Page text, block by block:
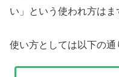
い」という使われ方はま
使い方としては以下の通